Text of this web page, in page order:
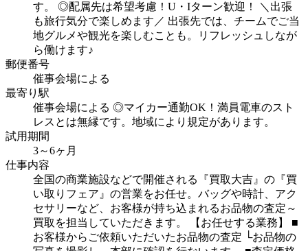
す。
◎配属先は希望考慮！U・Iターン歓迎！
＼出張
も旅行気分で楽しめます／ 出張先では、チームでご当
地グルメや観光を楽しむことも。リフレッシュしなが
ら働けます♪
郵便番号
催事会場による
最寄り駅
催事会場による ◎マイカー通勤OK！満員電車のスト
レスとは無縁です。地域により規定があります。
試用期間
3～6ヶ月
仕事内容
全国の商業施設などで開催される『買取大吉』の『買
い取りフェア』の営業をお任せ。バッグや時計、アク
セサリーなど、お客様が持ち込まれるお品物の査定～
買取を担当していただきます。
【お任せする業務】
■
お客様からご依頼いただいたお品物の査定 └お品物の